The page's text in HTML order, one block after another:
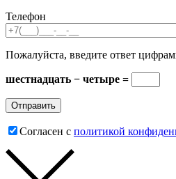
Телефон
Пожалуйста, введите ответ
шестнадцать − четыре =
Согласен с политикой